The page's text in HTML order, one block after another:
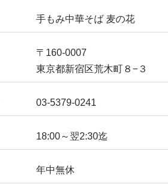
手もみ中華そば 麦の花
〒160-0007
東京都新宿区荒木町８−３
03-5379-0241
18:00～翌2:30迄
年中無休